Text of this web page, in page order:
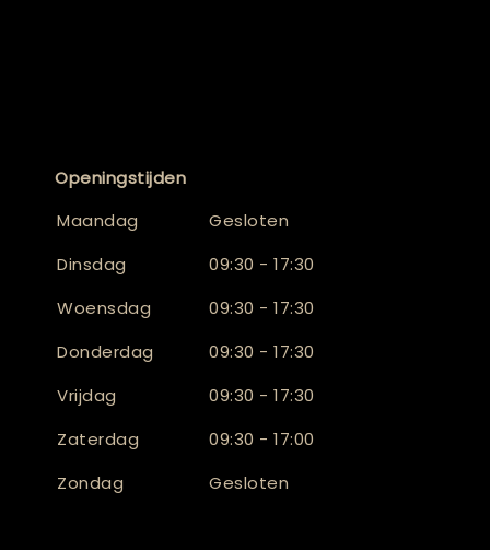
Openingstijden
Maandag
Gesloten
Dinsdag
09:30 - 17:30
Woensdag
09:30 - 17:30
Donderdag
09:30 - 17:30
Vrijdag
09:30 - 17:30
Zaterdag
09:30 - 17:00
Zondag
Gesloten